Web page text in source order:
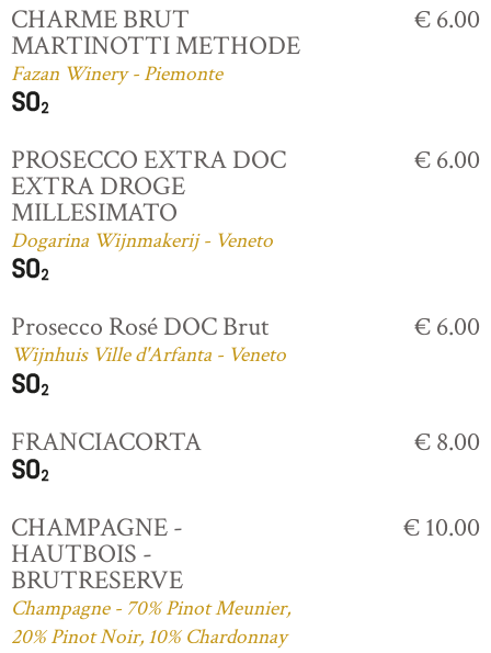
CHARME BRUT
MARTINOTTI METHODE
Fazan Winery - Piemonte
€ 6.00
PROSECCO EXTRA DOC
EXTRA DROGE
MILLESIMATO
Dogarina Wijnmakerij - Veneto
€ 6.00
Prosecco Rosé DOC Brut
Wijnhuis Ville d'Arfanta - Veneto
€ 6.00
FRANCIACORTA € 8.00
CHAMPAGNE -
HAUTBOIS -
BRUTRESERVE
Champagne - 70% Pinot Meunier,
20% Pinot Noir, 10% Chardonnay
€ 10.00